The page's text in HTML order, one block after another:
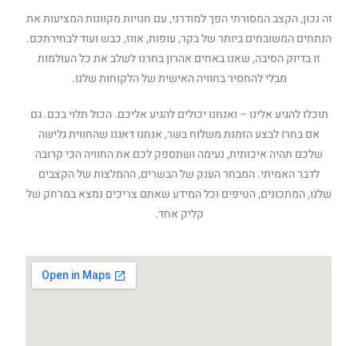
זה נכון, הקצב המסורתי הפך למודרני, עם חנויות מקוונות המציעות את
הנתחים המשובחים ביותר של בקר, עופות, אווז, כבש ועוד לבחירתכם.
זו בדיוק הסיבה, שאנו באחים אהרון בחרנו לשלב את כל העולמות
מבלי להחסיר בחוויה האישית של הלקוחות שלנו.
תוכלו להגיע אלינו – ואנחנו יכולים להגיע אליכם. הכול תלוי בכם. גם
אם בחרו לבצע הזמנת משלוח בשר, אנחנו דאגנו שהחווית גלישה
שלכם תהיה איכותית, נעימה ושתספק לכם את החוויה הכי קרובה
לדבר האמיתי. המבחר הענק של הבשרים, ההמלצות של הקצבים
שלנו, המתכונים, הטיפים וכל המידע שאתם צריכים נמצא במרחק של
קליק אחד.